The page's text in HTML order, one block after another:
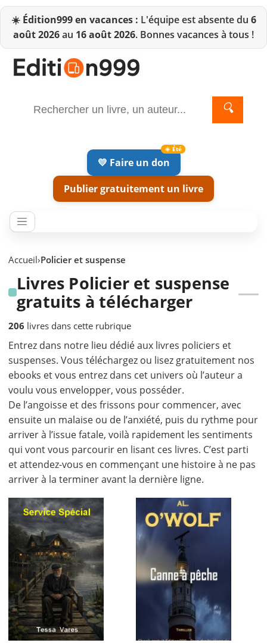
☀️ Édition999 en vacances : L'équipe est absente du 6
août 2026au 16 août 2026. Bonnes vacances à tous !
🔍
💛 Faire un don
Publier gratuitement un livre
Accueil›Policier et suspense
Livres Policier et suspense
gratuits à télécharger
206 livres dans cette rubrique
Entrez dans notre lieu dédié aux livres policiers et
suspenses. Vous téléchargez ou lisez gratuitement nos
ebooks et vous entrez dans cet univers où l’auteur a
voulu vous envelopper, vous posséder.
De l’angoisse et des frissons pour commencer, avec
ensuite un malaise ou de l’anxiété, puis du rythme pour
arriver à l’issue fatale, voilà rapidement les sentiments
qui vont vous parcourir en lisant ces livres. C’est parti
et attendez-vous en commençant une histoire à ne pas
arriver à la terminer avant la dernière ligne.